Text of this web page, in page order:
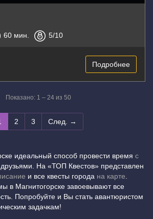
60 мин. 5/10
Подробнее
Показано: 1 – 24 из 50
2 3 След. →
идеальный способ провести время с
друзьями. На «ТОП Квестов» представлен
и все квесты города на карте
в Магнитогорске завоевывают все
Попробуйте и Вы стать авантюристом
задачкам!